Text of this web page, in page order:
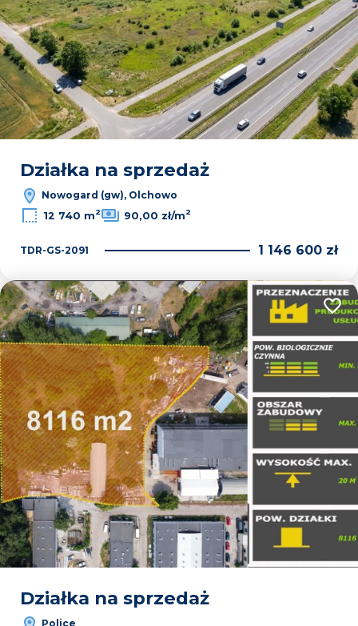
Działka na sprzedaż
Nowogard (gw), Olchowo
12 740 m2 90,00 zł/m2
TDR-GS-2091 1 146 600 zł
Działka na sprzedaż
Police